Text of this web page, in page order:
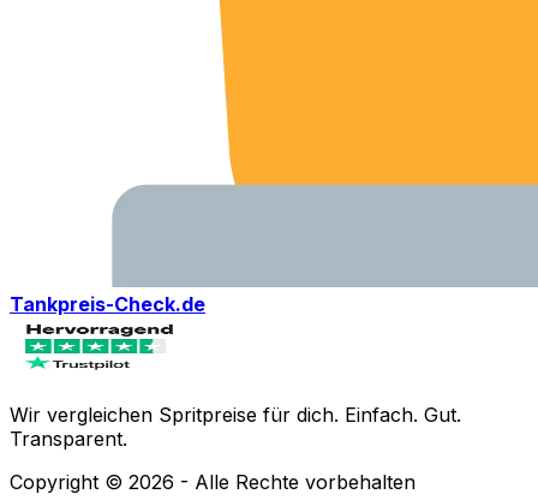
Tankpreis-Check.de
Wir vergleichen Spritpreise für dich. Einfach. Gut.
Transparent.
Copyright © 2026 - Alle Rechte vorbehalten